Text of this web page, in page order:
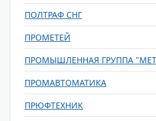
ПОЛТРАФ СНГ
ПРОМЕТЕЙ
ПРОМЫШЛЕННАЯ ГРУППА
ПРОМАВТОМАТИКА
ПРЮФТЕХНИК